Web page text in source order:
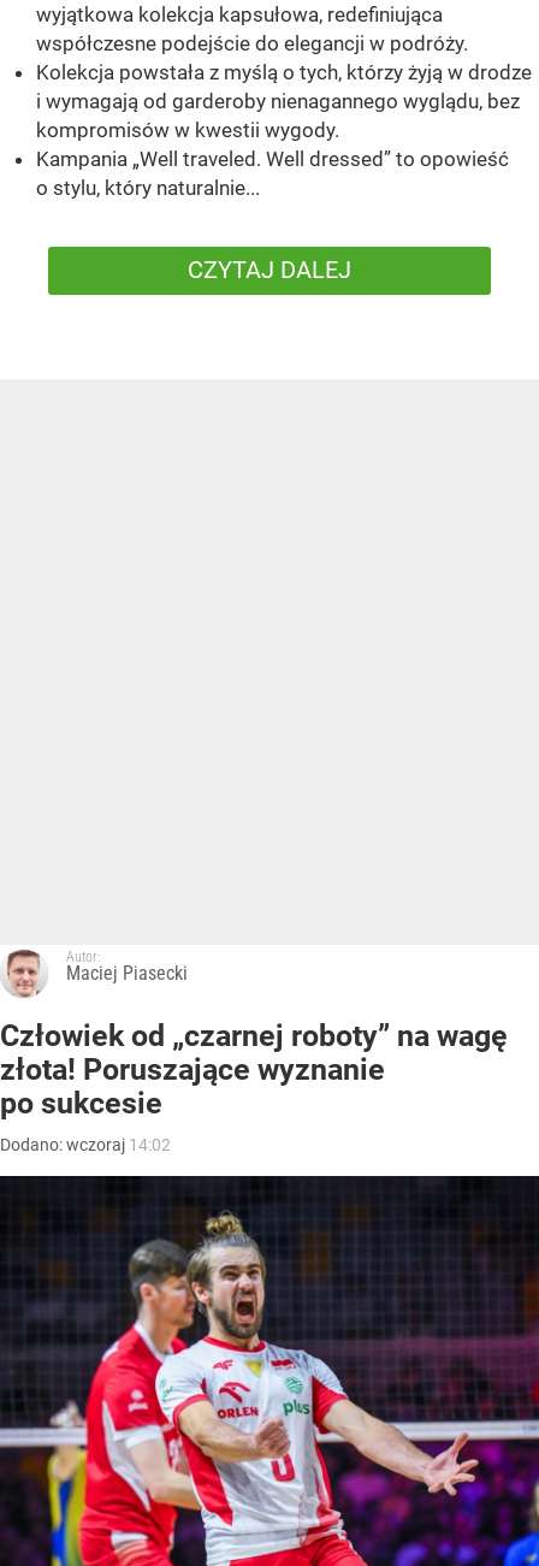
wyjątkowa kolekcja kapsułowa, redefiniująca
współczesne podejście do elegancji w podróży.
Kolekcja powstała z myślą o tych, którzy żyją w drodze
i wymagają od garderoby nienagannego wyglądu, bez
kompromisów w kwestii wygody.
Kampania „Well traveled. Well dressed” to opowieść
o stylu, który naturalnie...
CZYTAJ DALEJ
Autor:
Maciej Piasecki
Człowiek od „czarnej roboty” na wagę
złota! Poruszające wyznanie
po sukcesie
Dodano:wczoraj 14:02